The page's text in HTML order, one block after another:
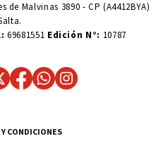
de Malvinas 3890 - CP (A4412BYA)
69681551 Edición N°: 10787
CONDICIONES